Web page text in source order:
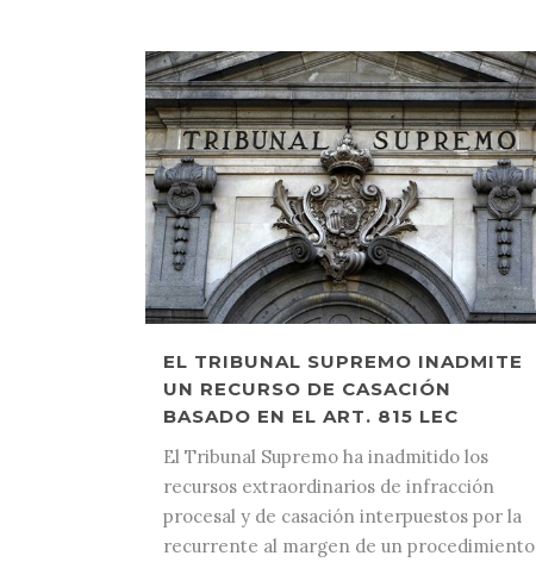
EL TRIBUNAL SUPREMO INADMITE
UN RECURSO DE CASACIÓN
BASADO EN EL ART. 815 LEC
El Tribunal Supremo ha inadmitido los
recursos extraordinarios de infracción
procesal y de casación interpuestos por la
recurrente al margen de un procedimiento